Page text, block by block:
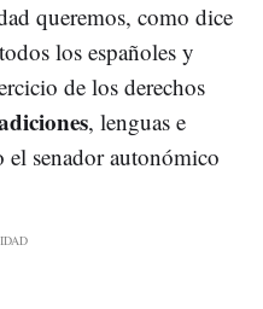
queremos, como dice
los españoles y
de los derechos
, lenguas e
senador autonómico